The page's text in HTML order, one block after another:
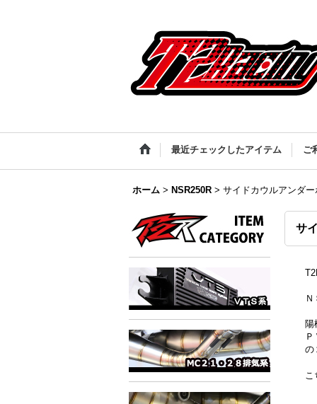
最近チェックしたアイテム ご
ホーム > NSR250R > サイドカウルアンダー
サ
陽
の
こ